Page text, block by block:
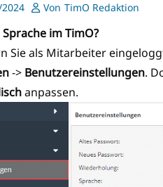
Von TimO Redaktion
im TimO?
Sie als Mitarbeiter
-> Benutzereinstellungen.
anpassen.